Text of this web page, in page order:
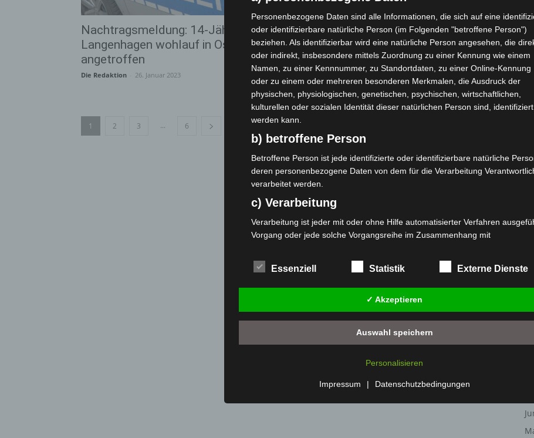
Nachtragsmeldung: 14-Jährige aus
Langenhagen wohlauf in Osnabrück
angetroffen
Die Redaktion 26. Januar 2023
Öffentlichkeitsfahndung: 13-jährige
aus Vahrenheide vermisst
Die Redaktion - 7. November 2022
1 2 3 ... 6
Personenbezogene Daten sind alle Informationen, die sich auf eine
oder identifizierbare natürliche Person (im Folgenden "betroffene Person")
beziehen. Als identifizierbar wird eine natürliche Person angesehen, die
oder indirekt, insbesondere mittels Zuordnung zu einer Kennung wie einem
Namen, zu einer Kennnummer, zu Standortdaten, zu einer Online-Kennung
oder zu einem oder mehreren besonderen Merkmalen, die Ausdruck der
physischen, physiologischen, genetischen, psychischen, wirtschaftlichen,
kulturellen oder sozialen Identität dieser natürlichen Person sind, identifiziert
werden kann.
b) betroffene Person
Betroffene Person ist jede identifizierte oder identifizierbare natürliche
deren personenbezogene Daten von dem für die Verarbeitung
verarbeitet werden.
c) Verarbeitung
Verarbeitung ist jeder mit oder ohne Hilfe automatisierter Verfahren
Vorgang oder jede solche Vorgangsreihe im Zusammenhang mit
das Ordnen, die Speicherung, die Anpassung oder Veränderung, das
das Abfragen, die Verwendung, die Offenlegung durch Übermittlung,
oder eine andere Form der Bereitstellung, den Abgleich oder die
die Einschränkung, das Löschen oder die Vernichtung.
d) Einschränkung der Verarbeitung
Einschränkung der Verarbeitung ist die Markierung gespeicherter
Profiling ist jede Art der automatisierten Verarbeitung personenbezogener
Daten, die darin besteht, dass diese personenbezogenen Daten verwendet
werden, um bestimmte persönliche Aspekte, die sich auf eine natürliche
Essenziell Statistik Externe Dienste
✓ Akzeptieren
Auswahl speichern
Personalisieren
Impressum | Datenschutzbedingungen